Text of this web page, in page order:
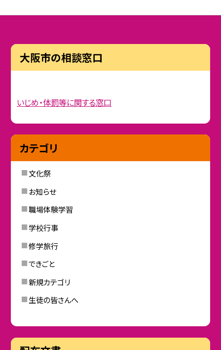
大阪市の相談窓口
いじめ・体罰等に関する窓口
カテゴリ
文化祭
お知らせ
職場体験学習
学校行事
修学旅行
できごと
新規カテゴリ
生徒の皆さんへ